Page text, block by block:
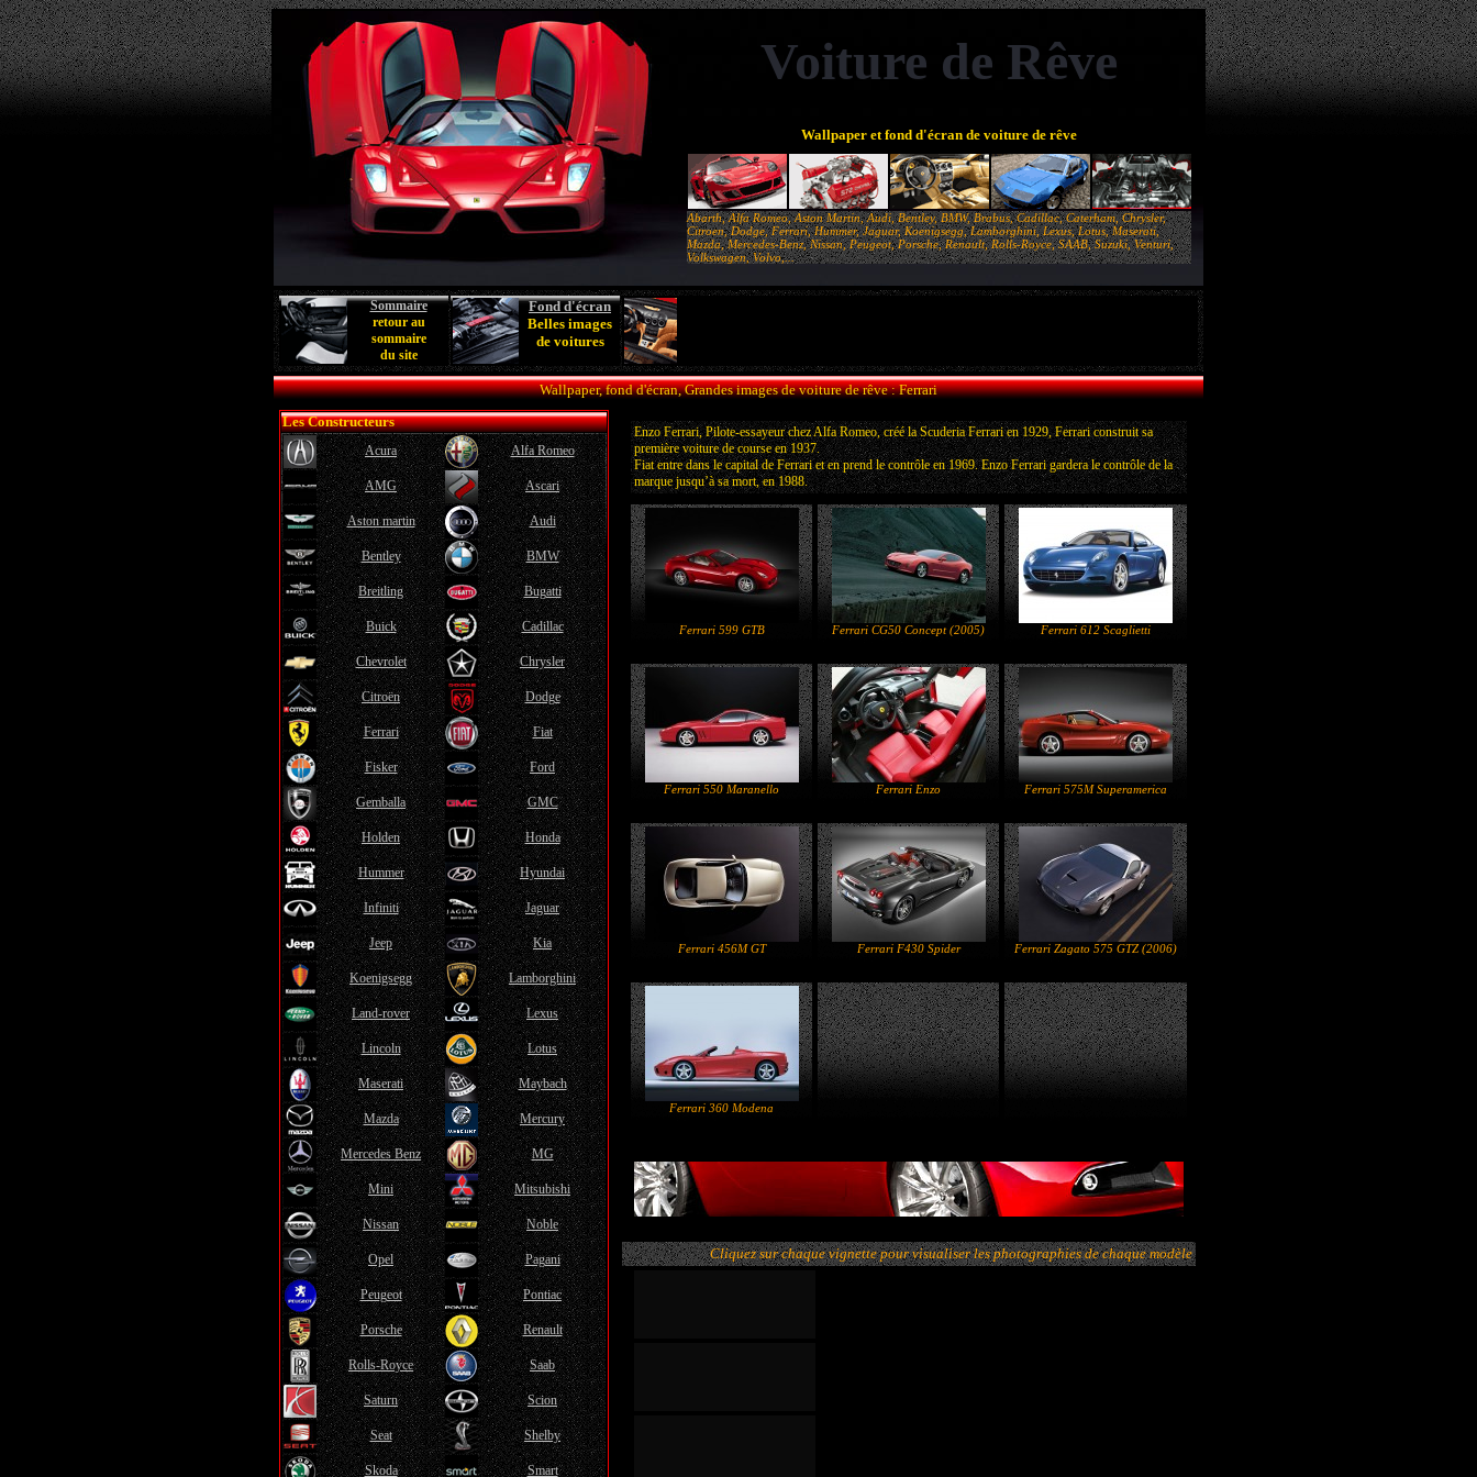
Voiture de Rêve
Wallpaper et fond d'écran de voiture de rêve
Abarth, Alfa Romeo, Aston Martin, Audi, Bentley, BMW, Brabus, Cadillac, Caterham, Chrysler,
Citroen, Dodge, Ferrari, Hummer, Jaguar, Koenigsegg, Lamborghini, Lexus, Lotus, Maserati,
Mazda, Mercedes-Benz, Nissan, Peugeot, Porsche, Renault, Rolls-Royce, SAAB, Suzuki, Venturi,
Volkswagen, Volvo,...
Sommaire
retour au
sommaire
du site
Fond d'écran
Belles images
de voitures
Wallpaper, fond d'écran, Grandes images de voiture de rêve : Ferrari
Les Constructeurs
Acura Alfa Romeo
AMG Ascari
Aston martin Audi
Bentley BMW
Breitling Bugatti
Buick Cadillac
Chevrolet Chrysler
Citroën Dodge
Ferrari Fiat
Fisker Ford
Gemballa GMC
Holden Honda
Hummer Hyundai
Infiniti Jaguar
Jeep Kia
Koenigsegg Lamborghini
Land-rover Lexus
Lincoln Lotus
Maserati Maybach
Mazda Mercury
Mercedes Benz MG
Mini Mitsubishi
Nissan Noble
Opel Pagani
Peugeot Pontiac
Porsche Renault
Rolls-Royce Saab
Saturn Scion
Seat Shelby
Skoda Smart
Enzo Ferrari, Pilote-essayeur chez Alfa Romeo, créé la Scuderia Ferrari en 1929, Ferrari construit sa
première voiture de course en 1937.
Fiat entre dans le capital de Ferrari et en prend le contrôle en 1969. Enzo Ferrari gardera le contrôle de la
marque jusqu’à sa mort, en 1988.
Ferrari 599 GTB Ferrari CG50 Concept (2005) Ferrari 612 Scaglietti
Ferrari 550 Maranello Ferrari Enzo Ferrari 575M Superamerica
Ferrari 456M GT Ferrari F430 Spider Ferrari Zagato 575 GTZ (2006)
Ferrari 360 Modena
Cliquez sur chaque vignette pour visualiser les photographies de chaque modèle